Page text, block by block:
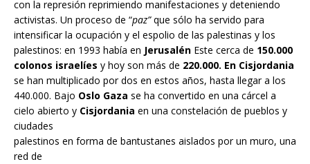
con la represión reprimiendo manifestaciones y deteniendo
activistas. Un proceso de “paz”que sólo ha servido para
intensificar la ocupación y el espolio de las palestinas y los
palestinos: en 1993 había en Jerusalén Este cerca de 150.000
colonos israelíes y hoy son más de 220.000. En Cisjordania
se han multiplicado por dos en estos años, hasta llegar a los
440.000. Bajo Oslo Gaza se ha convertido en una cárcel a
cielo abierto y Cisjordania en una constelación de pueblos y
ciudades
palestinos en forma de bantustanes aislados por un muro, una
red de